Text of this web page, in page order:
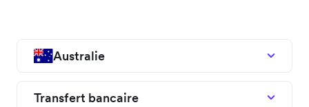
Australie
Transfert bancaire